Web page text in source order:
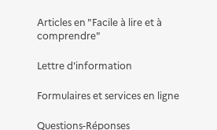
Articles en "Facile à lire et à
comprendre"
Lettre d'information
Formulaires et services en ligne
Questions-Réponses